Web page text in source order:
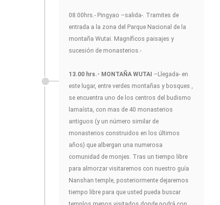
08:00hrs.- Pingyao –salida-. Tramites de
entrada a la zona del Parque Nacional de la
montaña Wutai. Magníficos paisajes y
sucesión de monasterios.-
13.00 hrs.- MONTAÑA WUTAI –Llegada- en
este lugar, entre verdes montañas y bosques ,
se encuentra uno de los centros del budismo
lamaísta, con mas de 40 monasterios
antiguos (y un número similar de
monasterios construidos en los últimos
años) que albergan una numerosa
comunidad de monjes. Tras un tiempo libre
para almorzar visitaremos con nuestro guía
Nanshan temple, posteriormente dejaremos
tiempo libre para que usted pueda buscar